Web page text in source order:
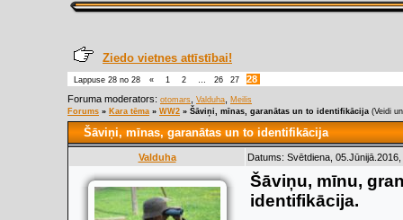
Ziedo vietnes attīstībai!
Lappuse 28 no 28 « 1 2 … 26 27
28
Foruma moderators: otomars Valduha
Meilis
Forums » Kara tēma » WW2 » Šāviņi, mīnas, garanātas un to identifikācija (Veidi
Šāviņi, mīnas, garanātas un to identifikācija
Valduha Datums: Svētdiena,
Šāviņu, mīnu,
identifikācija.